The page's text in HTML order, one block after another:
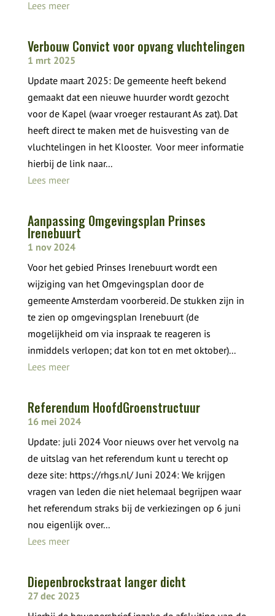
Lees meer
Verbouw Convict voor opvang vluchtelingen
1 mrt 2025
Update maart 2025: De gemeente heeft bekend
gemaakt dat een nieuwe huurder wordt gezocht
voor de Kapel (waar vroeger restaurant As zat). Dat
heeft direct te maken met de huisvesting van de
vluchtelingen in het Klooster. Voor meer informatie
hierbij de link naar...
Lees meer
Aanpassing Omgevingsplan Prinses
Irenebuurt
1 nov 2024
Voor het gebied Prinses Irenebuurt wordt een
wijziging van het Omgevingsplan door de
gemeente Amsterdam voorbereid. De stukken zijn in
te zien op omgevingsplan Irenebuurt (de
mogelijkheid om via inspraak te reageren is
inmiddels verlopen; dat kon tot en met oktober)...
Lees meer
Referendum HoofdGroenstructuur
16 mei 2024
Update: juli 2024 Voor nieuws over het vervolg na
de uitslag van het referendum kunt u terecht op
deze site: https://rhgs.nl/ Juni 2024: We krijgen
vragen van leden die niet helemaal begrijpen waar
het referendum straks bij de verkiezingen op 6 juni
nou eigenlijk over...
Lees meer
Diepenbrockstraat langer dicht
27 dec 2023